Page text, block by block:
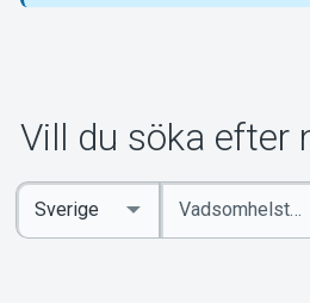
Vill du söka efter
Ange
sökord
Select
Country